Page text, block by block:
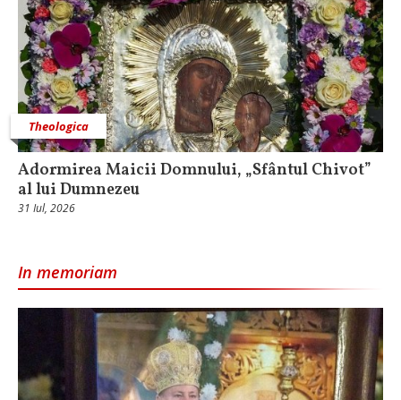
Theologica
Adormirea Maicii Domnului, „Sfântul Chivot”
al lui Dumnezeu
31 Iul, 2026
In memoriam